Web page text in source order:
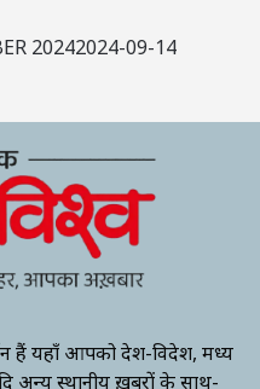
20242024-09-14
हैं यहाँ आपको देश-विदेश, मध्य
अन्य स्थानीय ख़बरों के साथ-